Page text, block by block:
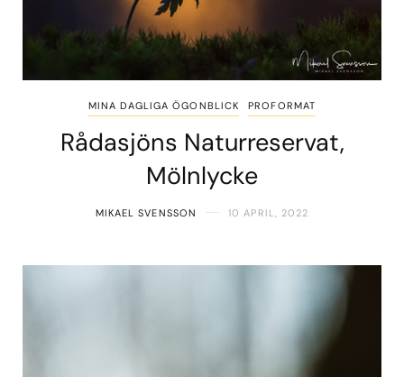
MINA DAGLIGA ÖGONBLICK PROFORMAT
Rådasjöns Naturreservat,
Mölnlycke
MIKAEL SVENSSON 10 APRIL, 2022